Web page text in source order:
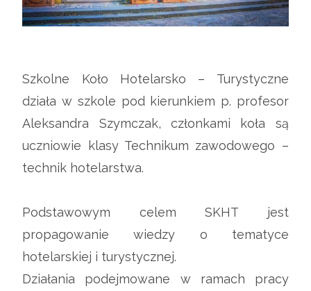
Szkolne Koło Hotelarsko – Turystyczne
działa w szkole pod kierunkiem p. profesor
Aleksandra Szymczak, członkami koła są
uczniowie klasy Technikum zawodowego –
technik hotelarstwa.
Podstawowym celem SKHT jest
propagowanie wiedzy o tematyce
hotelarskiej i turystycznej.
Działania podejmowane w ramach pracy